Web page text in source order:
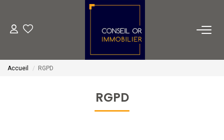
Accueil RGPD
RGPD